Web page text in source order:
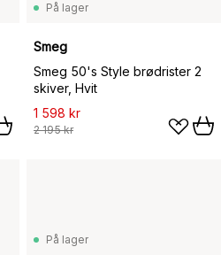
På lager
Smeg
Smeg 50's Style brødrister 2
skiver, Hvit
1 598 kr
2 195 kr
På lager